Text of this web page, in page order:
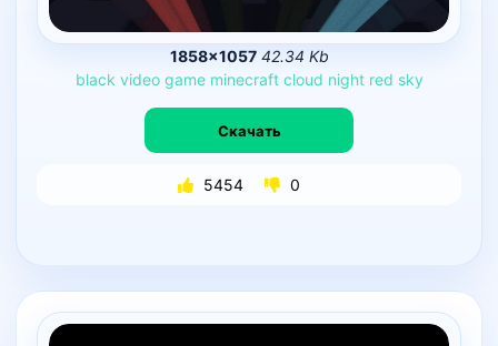
1858×1057 42.34 Kb
black video game minecraft cloud night red sky
Скачать
5454 0